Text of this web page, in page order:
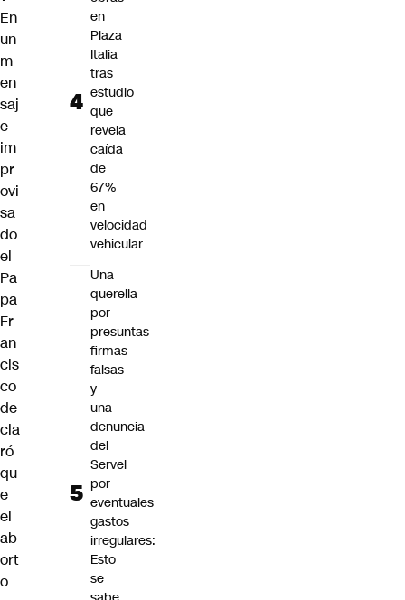
En
un
m
en
saj
e
im
pr
ovi
sa
do
el
Pa
pa
Fr
an
cis
co
de
cla
ró
qu
e
el
ab
ort
o
en
Plaza
Italia
tras
estudio
que
revela
caída
de
67%
en
velocidad
vehicular
Una
querella
por
presuntas
firmas
falsas
y
una
denuncia
del
Servel
por
eventuales
gastos
irregulares:
Esto
se